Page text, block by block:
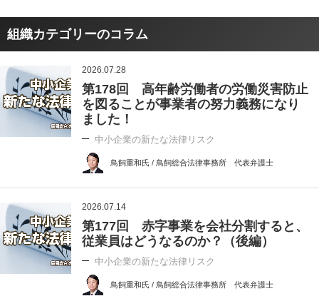
組織カテゴリーのコラム
2026.07.28
第178回 高年齢労働者の労働災害防止
を図ることが事業者の努力義務になり
ました！
中小企業の新たな法律リスク
鳥飼重和氏 / 鳥飼総合法律事務所 代表弁護士
2026.07.14
第177回 赤字事業を会社分割すると、
従業員はどうなるのか？（後編）
中小企業の新たな法律リスク
鳥飼重和氏 / 鳥飼総合法律事務所 代表弁護士